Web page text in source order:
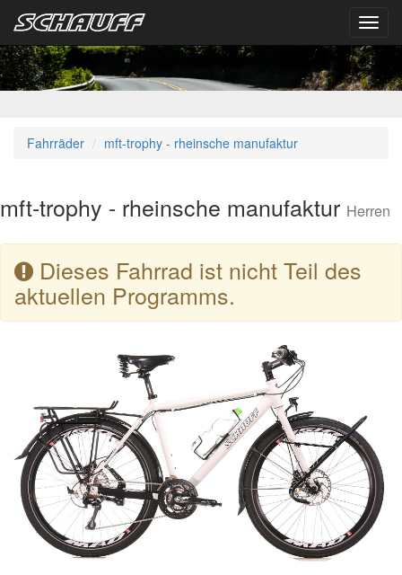
Fahrräder mft-trophy - rheinsche manufaktur
mft-trophy - rheinsche manufaktur Herren
Dieses Fahrrad ist nicht Teil des
aktuellen Programms.